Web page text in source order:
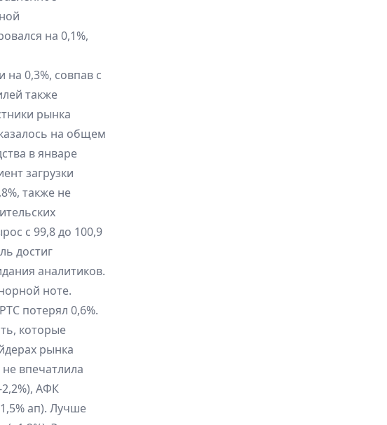
на 0,1%,
0,3%, совпав с
также
рынка
на общем
в январе
загрузки
также не
с 99,8 до 100,9
достиг
аналитиков.
ноте.
потерял 0,6%.
которые
рынка
впечатлила
АФК
ап). Лучше